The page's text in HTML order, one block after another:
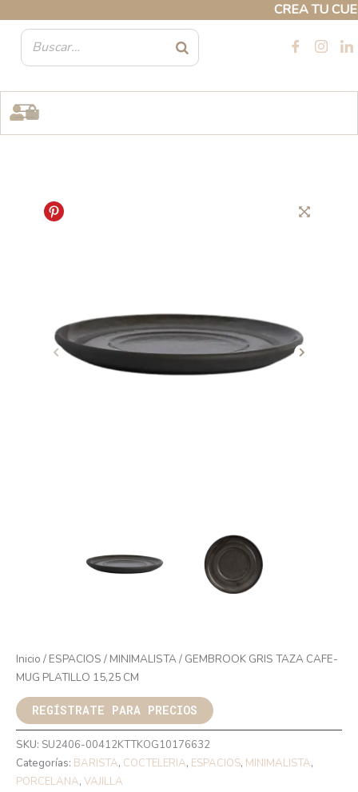
CREA TU
contenido
Inicio / ESPACIOS / MINIMALISTA/ GEMBROOK GRIS TAZA CAFE-
MUG PLATILLO 15,25 CM
REGÍSTRATE PARA PRECIOS
SKU: SU2406-00412KTTKOG10176632
Categorías: BARISTA, COCTELERIA, ESPACIOS, MINIMALISTA,
PORCELANA, VAJILLA